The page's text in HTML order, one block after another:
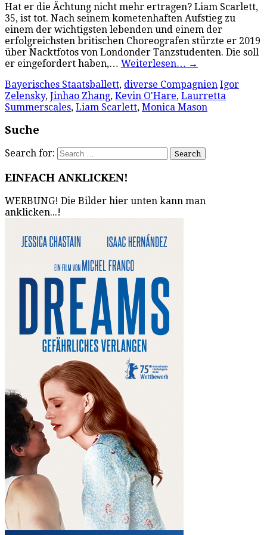
Hat er die Ächtung nicht mehr ertragen? Liam Scarlett,
35, ist tot. Nach seinem kometenhaften Aufstieg zu
einem der wichtigsten lebenden und einem der
erfolgreichsten britischen Choreografen stürzte er 2019
über Nacktfotos von Londonder Tanzstudenten. Die soll
er eingefordert haben,… Weiterlesen… →
Bayerisches Staatsballett, diverse Compagnien Igor
Zelensky, Jinhao Zhang, Kevin O'Hare, Laurretta
Summerscales, Liam Scarlett, Monica Mason
Suche
Search for:
EINFACH ANKLICKEN!
WERBUNG! Die Bilder hier unten kann man
anklicken...!